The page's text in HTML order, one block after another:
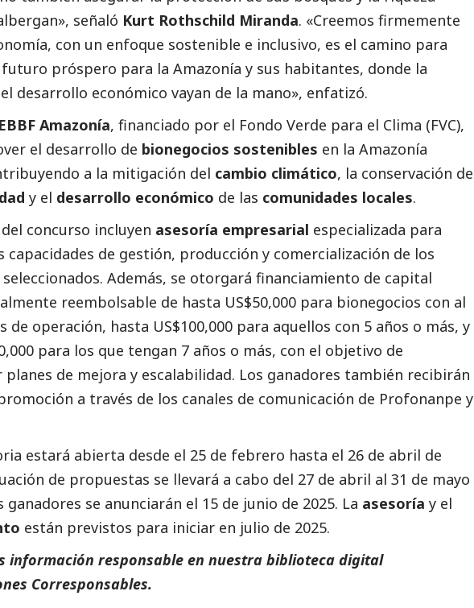
señaló Kurt Rothschild Miranda. «Creemos firmemente
con un enfoque sostenible e inclusivo, es el camino para
próspero para la Amazonía y sus habitantes, donde la
desarrollo económico vayan de la mano», enfatizó.
Amazonía, financiado por el Fondo Verde para el Clima (FVC),
el desarrollo de bionegocios sostenibles en la Amazonía
a la mitigación del cambio climático, la conservación de
y el desarrollo económico de las comunidades locales.
concurso incluyen asesoría empresarial especializada para
capacidades de gestión, producción y comercialización de los
seleccionados. Además, se otorgará financiamiento de capital
reembolsable de hasta US$50,000 para bionegocios con al
de operación, hasta US$100,000 para aquellos con 5 años o más, y
para los que tengan 7 años o más, con el objetivo de
de mejora y escalabilidad. Los ganadores también recibirán
a través de los canales de comunicación de Profonanpe y
estará abierta desde el 25 de febrero hasta el 26 de abril de
de propuestas se llevará a cabo del 27 de abril al 31 de mayo
ganadores se anunciarán el 15 de junio de 2025. La asesoría y el
están previstos para iniciar en julio de 2025.
información responsable en nuestra biblioteca digital
Corresponsables.